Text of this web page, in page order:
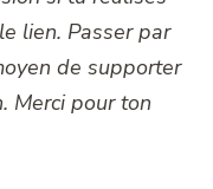
lien. Passer par
de supporter
Merci pour ton